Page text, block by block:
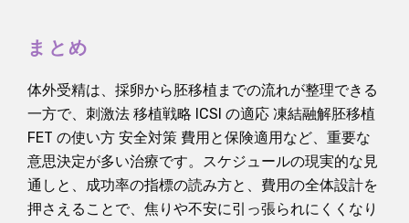
まとめ
体外受精は、採卵から胚移植までの流れが整理できる
一方で、刺激法 移植戦略 ICSI の適応 凍結融解胚移植
FET の使い方 安全対策 費用と保険適用など、重要な
意思決定が多い治療です。スケジュールの現実的な見
通しと、成功率の指標の読み方と、費用の全体設計を
押さえることで、焦りや不安に引っ張られにくくなり